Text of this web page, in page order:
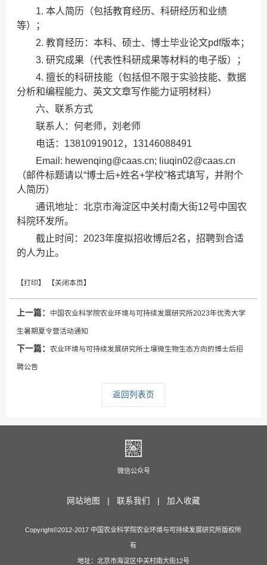
1. 本人简历（包括教育经历、科研经历和业绩
等）；
2. 教育经历：本科、硕士、博士毕业论文pdf版本；
3. 研究成果（代表性科研成果等材料的电子版）；
4. 擅长的科研技能（包括但不限于实验技能、数据
分析和编程能力、英文文章写作能力证明材料）
六、联系方式
联系人：何老师，刘老师
电话：13810919012，13146088491
Email: hewenqing@caas.cn; liuqin02@caas.cn
（邮件标题请以“博士后+姓名+学校”格式填写，并附个
人简历）
通讯地址：北京市海淀区中关村南大街12号中国农
科院环发所。
截止时间：2023年度拟招收博后2名，招聘到合适
的人为止。
上一篇： 中国农业科学院农业环境与可持续发展研究所2023年优秀大学
生暑期夏令营活动通知
下一篇：农业环境与可持续发展研究所土壤微生物生态方向的博士后招
聘公告
返回列表页
微信公众号
网站地图 | 联系我们 | 加入收藏
Copyright©2012-2017 中国农业科学院农业环境与可持续发展研究所版权所
有
地址：北京市海淀区中关村南大街12号